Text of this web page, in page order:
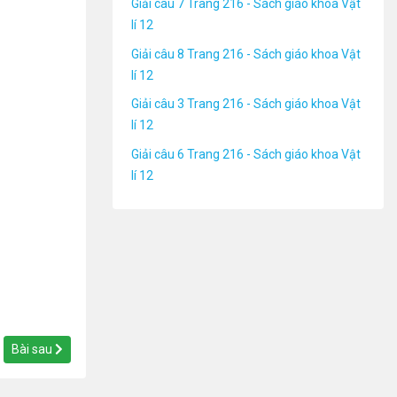
Bài sau
Giải câu 7 Trang 216 - Sách giáo khoa Vật
lí 12
Giải câu 8 Trang 216 - Sách giáo khoa Vật
lí 12
Giải câu 3 Trang 216 - Sách giáo khoa Vật
lí 12
Giải câu 6 Trang 216 - Sách giáo khoa Vật
lí 12